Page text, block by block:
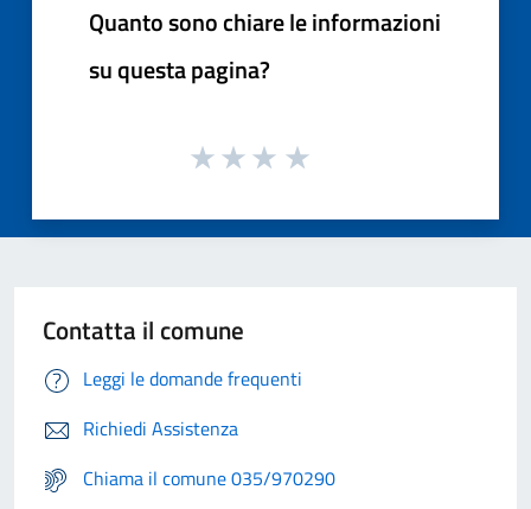
Quanto sono chiare le informazioni
su questa pagina?
Contatta il comune
Leggi le domande frequenti
Richiedi Assistenza
Chiama il comune 035/970290